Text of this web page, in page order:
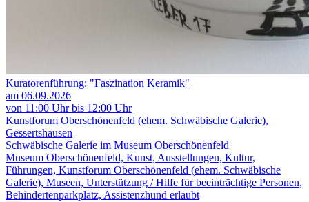
Kuratorenführung: "Faszination Keramik"
am 06.09.2026
von 11:00 Uhr bis 12:00 Uhr
Kunstforum Oberschönenfeld (ehem. Schwäbische Galerie),
Gessertshausen
Schwäbische Galerie im Museum Oberschönenfeld
Museum Oberschönenfeld, Kunst, Ausstellungen, Kultur,
Führungen, Kunstforum Oberschönenfeld (ehem. Schwäbische
Galerie), Museen, Unterstützung / Hilfe für beeinträchtige Personen,
Behindertenparkplatz, Assistenzhund erlaubt